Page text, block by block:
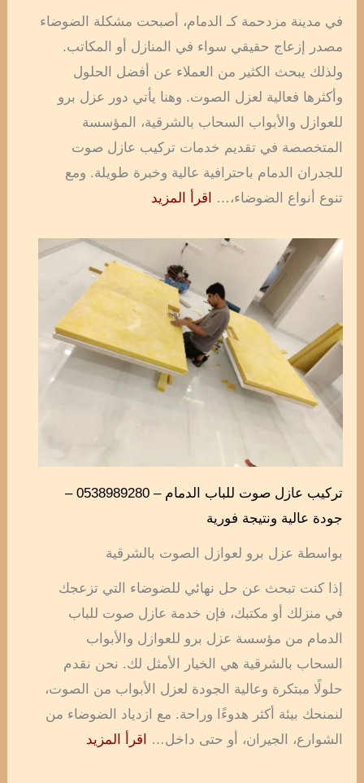
في مدينة مزدحمة كـ الدمام، أصبحت مشكلة الضوضاء
مصدر إزعاج حقيقي سواء في المنازل أو المكاتب.
ولذلك يبحث الكثير من العملاء عن أفضل الحلول
وأكثرها فعالية لعزل الصوت. وهنا يأتي دور عزل برو
للعوازل والأبواب السحاب بالشرقية، المؤسسة
المتخصصة في تقديم خدمات تركيب عازل صوت
للجدران الدمام باحترافية عالية وخبرة طويلة. ومع
تنوع أنواع الضوضاء،…
اقرأ المزيد
تركيب عازل صوت للباب الدمام – 0538989280 –
جودة عالية ونتيجة فورية
بواسطة عزل برو لعوازل الصوت بالشرقية
إذا كنت تبحث عن حل نهائي للضوضاء التي تزعجك
في منزلك أو مكتبك، فإن خدمة عازل صوت للباب
الدمام من مؤسسة عزل برو للعوازل والأبواب
السحاب بالشرقية هي الخيار الأمثل لك. نحن نقدم
حلولًا مبتكرة وعالية الجودة لعزل الأبواب من الصوت،
لنمنحك بيئة أكثر هدوءًا وراحة. مع ازدياد الضوضاء من
الشوارع، الجيران، أو حتى داخل…
اقرأ المزيد